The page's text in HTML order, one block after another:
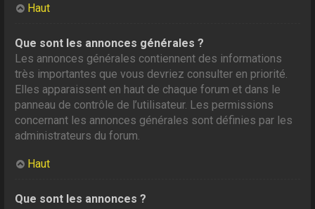
Haut
Que sont les annonces générales ?
Les annonces générales contiennent des informations
très importantes que vous devriez consulter en priorité.
Elles apparaissent en haut de chaque forum et dans le
panneau de contrôle de l’utilisateur. Les permissions
concernant les annonces générales sont définies par les
administrateurs du forum.
Haut
Que sont les annonces ?